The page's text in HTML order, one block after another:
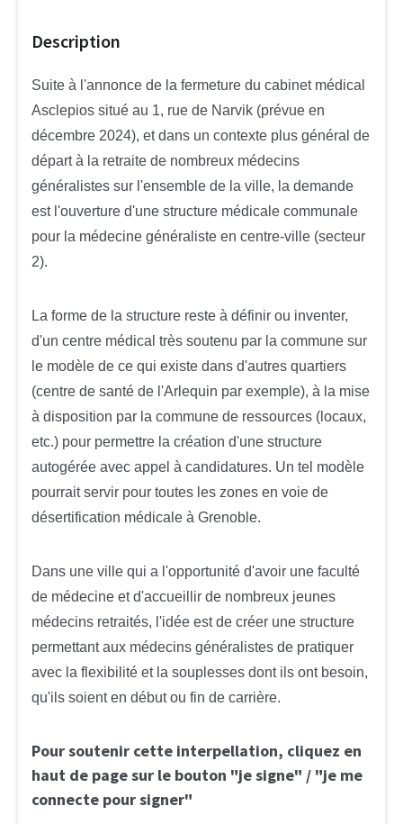
Description
Suite à l'annonce de la fermeture du cabinet médical
Asclepios situé au 1, rue de Narvik (prévue en
décembre 2024), et dans un contexte plus général de
départ à la retraite de nombreux médecins
généralistes sur l'ensemble de la ville, la demande
est l'ouverture d'une structure médicale communale
pour la médecine généraliste en centre-ville (secteur
2).
La forme de la structure reste à définir ou inventer,
d'un centre médical très soutenu par la commune sur
le modèle de ce qui existe dans d'autres quartiers
(centre de santé de l'Arlequin par exemple), à la mise
à disposition par la commune de ressources (locaux,
etc.) pour permettre la création d'une structure
autogérée avec appel à candidatures. Un tel modèle
pourrait servir pour toutes les zones en voie de
désertification médicale à Grenoble.
Dans une ville qui a l'opportunité d'avoir une faculté
de médecine et d'accueillir de nombreux jeunes
médecins retraités, l'idée est de créer une structure
permettant aux médecins généralistes de pratiquer
avec la flexibilité et la souplesses dont ils ont besoin,
qu'ils soient en début ou fin de carrière.
Pour soutenir cette interpellation, cliquez en
haut de page sur le bouton "je signe" / "je me
connecte pour signer"